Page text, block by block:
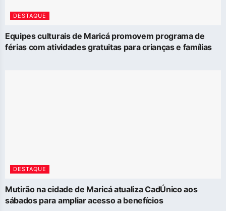
DESTAQUE
Equipes culturais de Maricá promovem programa de
férias com atividades gratuitas para crianças e famílias
DESTAQUE
Mutirão na cidade de Maricá atualiza CadÚnico aos
sábados para ampliar acesso a benefícios